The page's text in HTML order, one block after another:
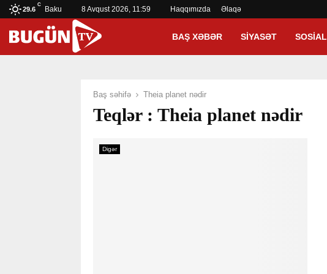
29.6
C
Baku 8 Avqust 2026, 11:59 Haqqımızda Əlaqə
BAŞ XƏBƏR SIYASƏT SOSIAL
Baş səhifə Theia planet nədir
Teqlər : Theia planet nədir
Digər